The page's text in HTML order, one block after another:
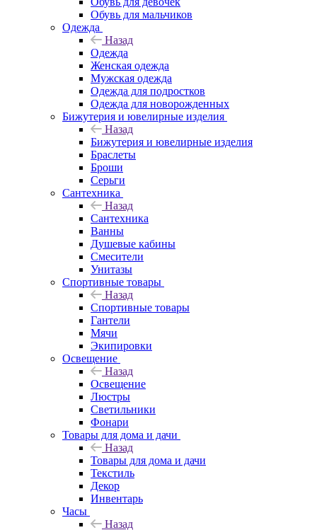
Обувь для мальчиков
Одежда
Назад
Одежда
Женская одежда
Мужская одежда
Одежда для подростков
Одежда для новорожденных
Бижутерия и ювелирные изделия
Назад
Бижутерия и ювелирные изделия
Браслеты
Броши
Серьги
Сантехника
Назад
Сантехника
Ванны
Душевые кабины
Смесители
Унитазы
Спортивные товары
Назад
Спортивные товары
Гантели
Мячи
Экипировки
Освещение
Назад
Освещение
Люстры
Светильники
Фонари
Товары для дома и дачи
Назад
Товары для дома и дачи
Текстиль
Декор
Инвентарь
Часы
Назад